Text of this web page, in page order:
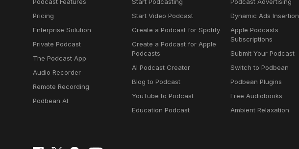
Podcast Features
Pricing
Enterprise Solution
Private Podcast
The Podcast App
Audio Recorder
Remote Recording
Podbean AI
Start Podcasting
Start Video Podcast
Create a Podcast for Spotify
Create a Podcast for Apple
Podcasts
AI Podcast Creator
Blog to Podcast
YouTube to Podcast
Education Podcast
Podcast Advertising
Dynamic Ads Insertion
Apple Podcasts
Subscriptions
Submit Your Podcast
Switch to Podbean
Podbean Plugins
Free Audiobooks
Ambient Relaxation